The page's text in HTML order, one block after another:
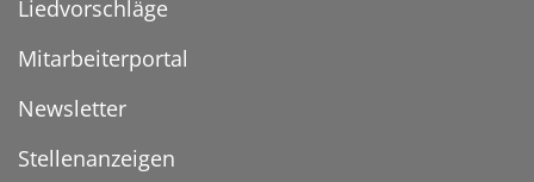
Liedvorschläge
Mitarbeiterportal
Newsletter
Stellenanzeigen